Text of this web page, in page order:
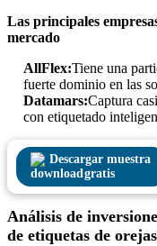
Las principales
mercado
AllFlex:Tiene una
fuerte dominio en las
Datamars:Captura
con etiquetado
Descargar muestra
gratis
Análisis de
de etiquetas de